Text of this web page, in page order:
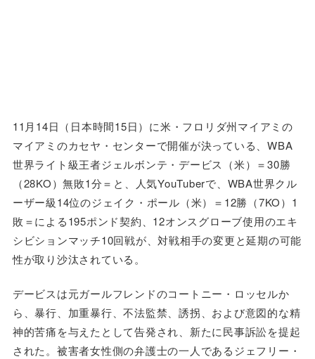
11月14日（日本時間15日）に米・フロリダ州マイアミの
マイアミのカセヤ・センターで開催が決っている、WBA
世界ライト級王者ジェルボンテ・デービス（米）＝30勝
（28KO）無敗1分＝と、人気YouTuberで、WBA世界クル
ーザー級14位のジェイク・ポール（米）＝12勝（7KO）1
敗＝による195ポンド契約、12オンスグローブ使用のエキ
シビションマッチ10回戦が、対戦相手の変更と延期の可能
性が取り沙汰されている。
デービスは元ガールフレンドのコートニー・ロッセルか
ら、暴行、加重暴行、不法監禁、誘拐、および意図的な精
神的苦痛を与えたとして告発され、新たに民事訴訟を提起
された。被害者女性側の弁護士の一人であるジェフリー・